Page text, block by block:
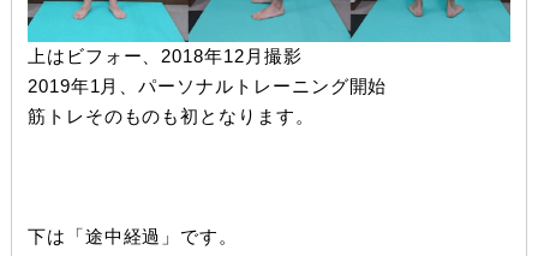
上はビフォー、2018年12月撮影
2019年1月、パーソナルトレーニング開始
筋トレそのものも初となります。
下は「途中経過」です。